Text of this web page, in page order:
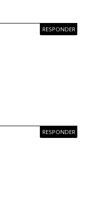
RESPONDER
RESPONDER